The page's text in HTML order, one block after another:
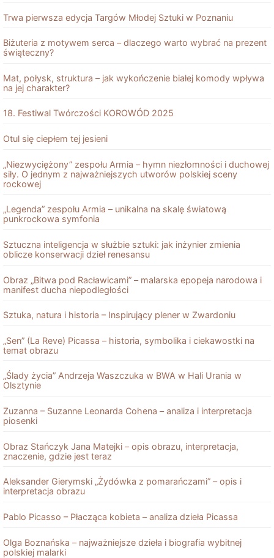
Trwa pierwsza edycja Targów Młodej Sztuki w Poznaniu
Biżuteria z motywem serca – dlaczego warto wybrać na prezent
świąteczny?
Mat, połysk, struktura – jak wykończenie białej komody wpływa
na jej charakter?
18. Festiwal Twórczości KOROWÓD 2025
Otul się ciepłem tej jesieni
„Niezwyciężony” zespołu Armia – hymn niezłomności i duchowej
siły. O jednym z najważniejszych utworów polskiej sceny
rockowej
„Legenda” zespołu Armia – unikalna na skalę światową
punkrockowa symfonia
Sztuczna inteligencja w służbie sztuki: jak inżynier zmienia
oblicze konserwacji dzieł renesansu
Obraz „Bitwa pod Racławicami” – malarska epopeja narodowa i
manifest ducha niepodległości
Sztuka, natura i historia – Inspirujący plener w Zwardoniu
„Sen” (La Reve) Picassa – historia, symbolika i ciekawostki na
temat obrazu
„Ślady życia” Andrzeja Waszczuka w BWA w Hali Urania w
Olsztynie
Zuzanna – Suzanne Leonarda Cohena – analiza i interpretacja
piosenki
Obraz Stańczyk Jana Matejki – opis obrazu, interpretacja,
znaczenie, gdzie jest teraz
Aleksander Gierymski „Żydówka z pomarańczami” – opis i
interpretacja obrazu
Pablo Picasso – Płacząca kobieta – analiza dzieła Picassa
Olga Boznańska – najważniejsze dzieła i biografia wybitnej
polskiej malarki